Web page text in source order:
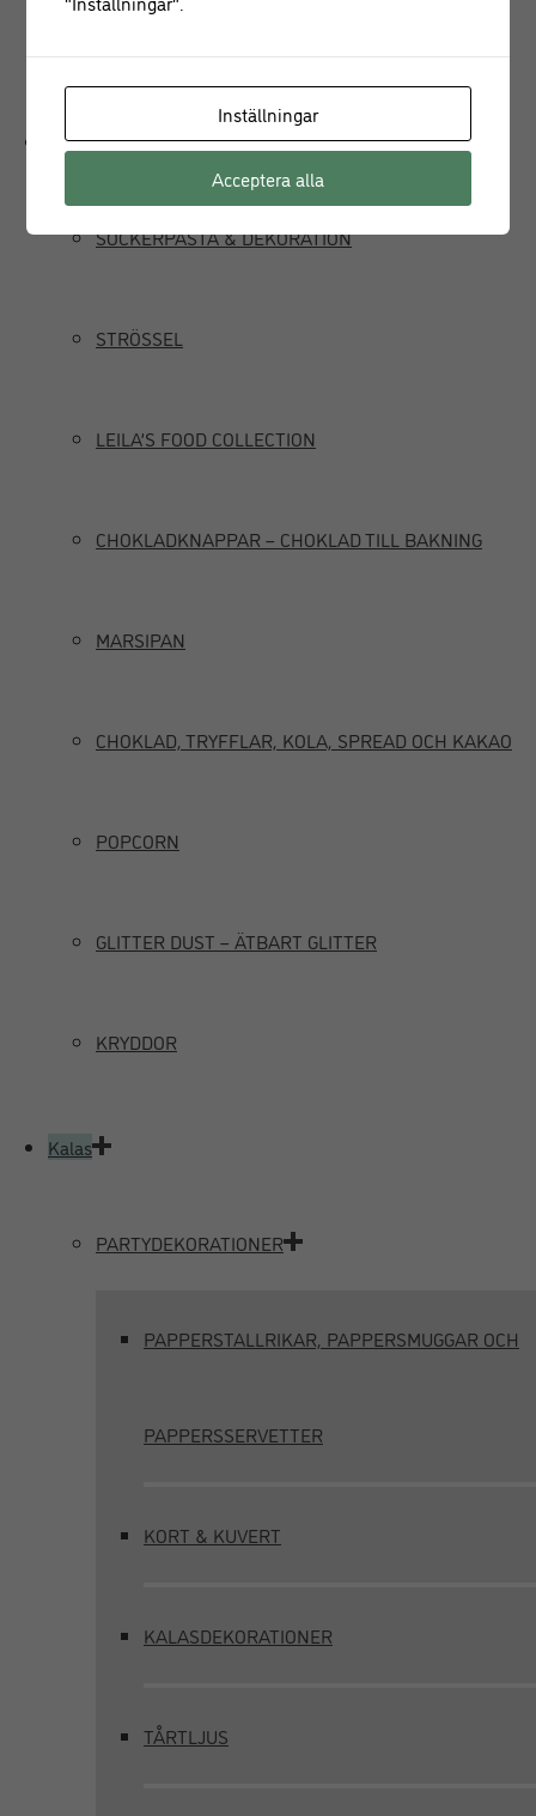
Delikatesser
SOCKERPASTA & DEKORATION
STRÖSSEL
LEILA’S FOOD COLLECTION
CHOKLADKNAPPAR – CHOKLAD TILL BAKNING
MARSIPAN
CHOKLAD, TRYFFLAR, KOLA, SPREAD OCH KAKAO
POPCORN
GLITTER DUST – ÄTBART GLITTER
KRYDDOR
Kalas
PARTYDEKORATIONER
PAPPERSTALLRIKAR, PAPPERSMUGGAR OCH
PAPPERSSERVETTER
KORT & KUVERT
KALASDEKORATIONER
TÅRTLJUS
Inställningar
Acceptera alla